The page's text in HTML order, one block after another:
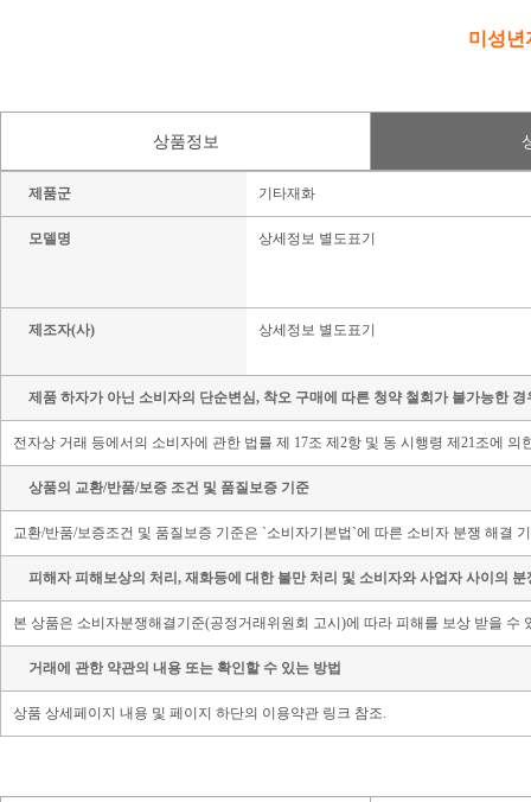
미성년
상품정보
제품군 기타재화
모델명 상세정보 별도표기
제조자(사) 상세정보 별도표기
제품 하자가 아닌 소비자의 단순변심, 착오 구매에 따른 청약 철회가 불가능한
전자상 거래 등에서의 소비자에 관한 법률 제 17조 제2항 및 동 시행령 제21조에
상품의 교환/반품/보증 조건 및 품질보증 기준
교환/반품/보증조건 및 품질보증 기준은 `소비자기본법`에 따른 소비자 분쟁 해결
피해자 피해보상의 처리, 재화등에 대한 불만 처리 및 소비자와 사업자 사이의
본 상품은 소비자분쟁해결기준(공정거래위원회 고시)에 따라 피해를 보상 받을 수
거래에 관한 약관의 내용 또는 확인할 수 있는 방법
상품 상세페이지 내용 및 페이지 하단의 이용약관 링크 참조.